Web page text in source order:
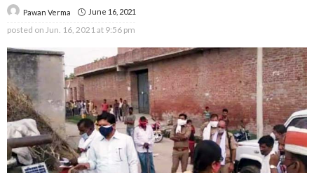
Pawan Verma June 16, 2021
posted on Jun. 16, 2021 at 9:56 pm